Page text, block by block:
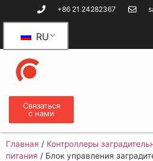
+86 21 24282367
RU
Связаться
с нами
Главная / Контроллеры
питания / Блок управления